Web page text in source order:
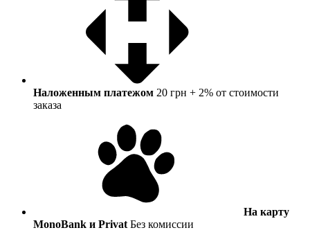
Наложенным платежом 20 грн + 2% от стоимости
заказа
На карту
MonoBank и Privat Без комиссии